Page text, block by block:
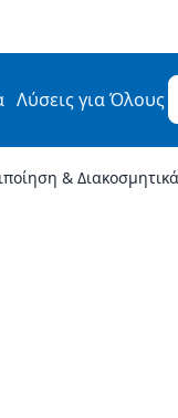
Λύσεις για Όλους
&